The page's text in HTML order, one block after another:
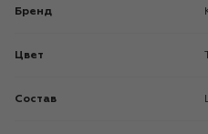
Бренд
Цвет
Состав